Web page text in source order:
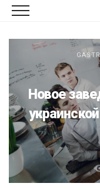
Новое